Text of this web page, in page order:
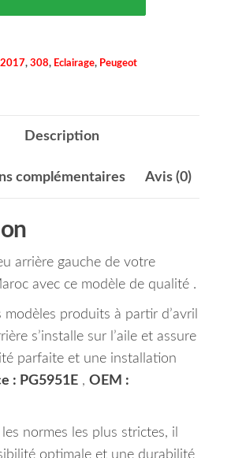
, 308, Eclairage, Peugeot
Description
complémentaires Avis (0)
arrière gauche de votre
avec ce modèle de qualité .
produits à partir d’avril
s’installe sur l’aile et assure
parfaite et une installation
: PG5951E , OEM :
normes les plus strictes, il
optimale et une durabilité